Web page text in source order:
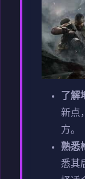
了解
新点
方。
熟悉
悉其